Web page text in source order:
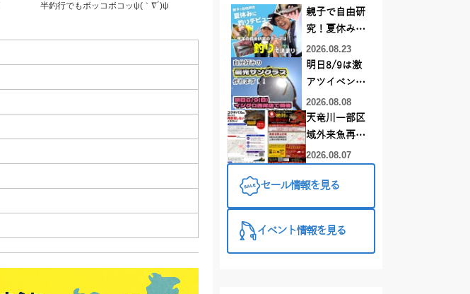
半釣行でもボッコボコッψ(｀∇´)ψ
親子で自由研
究！夏休みに
釣りデビュー
2026.08.23
明日8/9は激
アツイベント
日！！！～オ
ーダー偏光グ
ラス受注会～
2026.08.08
天竜川一部区
域外来魚再放
流禁止となり
2026.08.07
セール情報を見る
イベント情報を見る